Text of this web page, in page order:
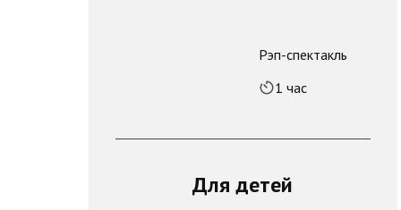
Рэп-спектакль
1 час
Для детей